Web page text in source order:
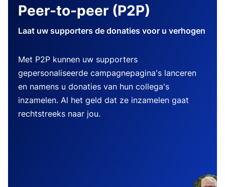
Peer-to-peer (P2P)
Laat uw supporters de donaties voor u verhogen
Met P2P kunnen uw supporters
gepersonaliseerde campagnepagina's lanceren
en namens u donaties van hun collega's
inzamelen. Al het geld dat ze inzamelen gaat
rechtstreeks naar jou.